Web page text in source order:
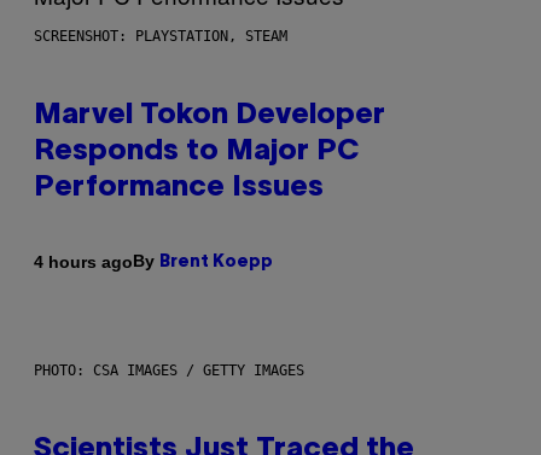
SCREENSHOT: PLAYSTATION, STEAM
Marvel Tokon Developer
Responds to Major PC
Performance Issues
4 hours agoBy Brent Koepp
PHOTO: CSA IMAGES / GETTY IMAGES